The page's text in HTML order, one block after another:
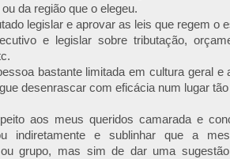
da região que o elegeu.
legislar e aprovar as leis que regem o
e legislar sobre tributação,
bastante limitada em cultura geral
desenrascar com eficácianum lugar
aos meus queridos camarada e
indiretamente e sublinhar que a
grupo, mas sim de dar uma